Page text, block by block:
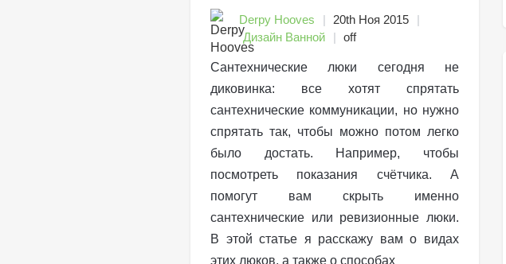
Derpy Hooves
20th Ноя 2015
Дизайн Ванной
off
Сантехнические люки сегодня не
диковинка: все хотят спрятать
сантехнические коммуникации, но нужно
спрятать так, чтобы можно потом легко
было достать. Например, чтобы
посмотреть показания счётчика. А
помогут вам скрыть именно
сантехнические или ревизионные люки.
В этой статье я расскажу вам о видах
этих люков, а также о способах